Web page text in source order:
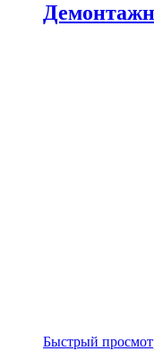
Быстрый